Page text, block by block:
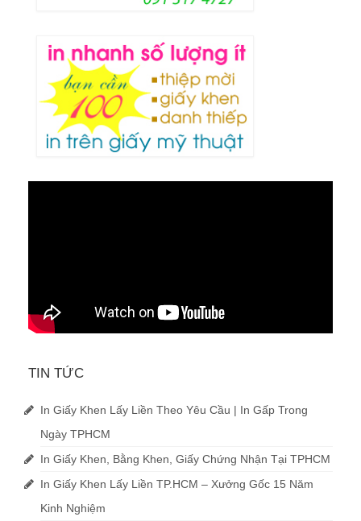
TIN TỨC
In Giấy Khen Lấy Liền Theo Yêu Cầu | In Gấp Trong
Ngày TPHCM
In Giấy Khen, Bằng Khen, Giấy Chứng Nhận Tại TPHCM
In Giấy Khen Lấy Liền TP.HCM – Xưởng Gốc 15 Năm
Kinh Nghiệm